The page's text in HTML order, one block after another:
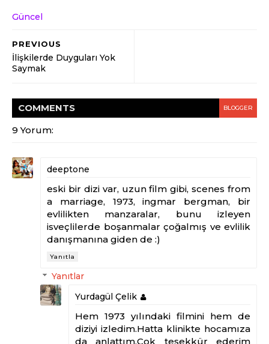
Güncel
PREVIOUS
İlişkilerde Duyguları Yok
Saymak
COMMENTS BLOGGER
9 Yorum:
deeptone
eski bir dizi var, uzun film gibi, scenes from
a marriage, 1973, ingmar bergman, bir
evlilikten manzaralar, bunu izleyen
isveçlilerde boşanmalar çoğalmış ve evlilik
danışmanına giden de :)
Yanıtla
Yanıtlar
Yurdagül Çelik
Hem 1973 yılındaki filmini hem de
diziyi izledim.Hatta klinikte hocamıza
da anlattım.Çok teşekkür ederim